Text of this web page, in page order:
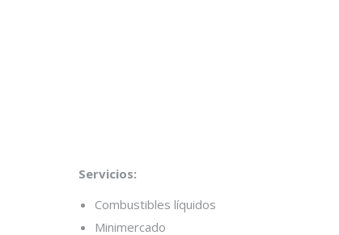
Servicios:
Combustibles líquidos
Minimercado